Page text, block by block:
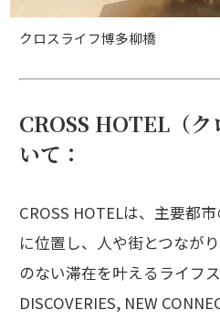
クロスライフ博多柳橋
CROSS HOTEL（ク
いて：
CROSS HOTELは、主要都
に位置し、人や街とつなが
のない滞在を叶えるライフ
DISCOVERIES, NEW